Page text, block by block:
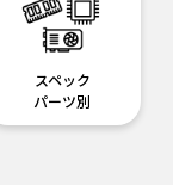
スペック
パーツ別